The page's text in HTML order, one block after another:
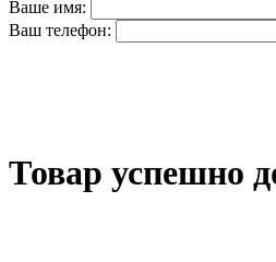
Ваше имя:
Ваш телефон:
Товар успешно